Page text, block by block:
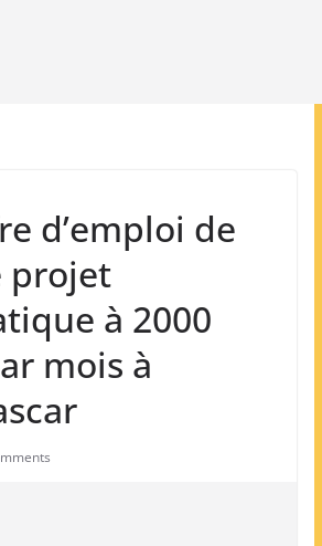
d’emploi de
projet
à 2000
mois à